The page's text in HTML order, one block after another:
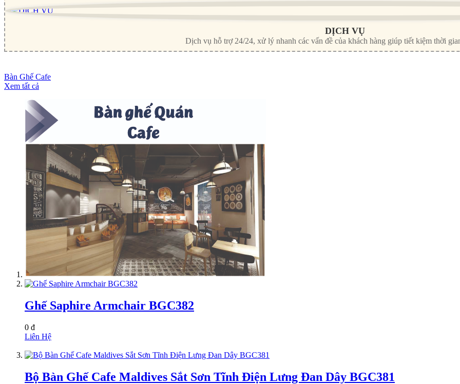
DỊCH VỤ
Dịch vụ hỗ trợ 24/24, xử lý nhanh các vấn đề của khách hàng giúp tiết kiệm thời
Bàn Ghế Cafe
Xem tất cả
Ghế Saphire Armchair BGC382
0 đ
Liên Hệ
Bộ Bàn Ghế Cafe Maldives Sắt Sơn Tĩnh Điện Lưng Đan Dây BGC381